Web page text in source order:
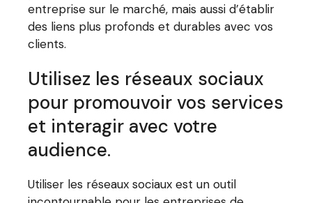
entreprise sur le marché, mais aussi d’établir
des liens plus profonds et durables avec vos
clients.
Utilisez les réseaux sociaux
pour promouvoir vos services
et interagir avec votre
audience.
Utiliser les réseaux sociaux est un outil